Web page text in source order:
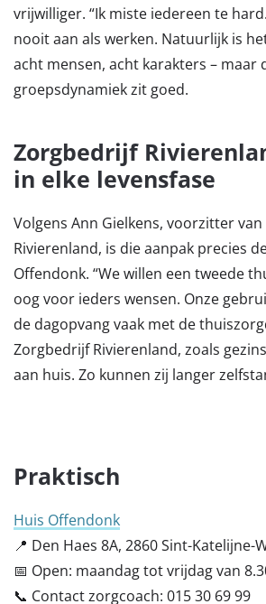
vrijwilliger. “Ik miste iedereen te
nooit aan als werken. Natuurlijk is
acht mensen, acht karakters – maar
groepsdynamiek zit goed.
Zorgbedrijf
in elke levensfase
Volgens Ann Gielkens, voorzitter
Rivierenland, is die aanpak precies
Offendonk. “We willen een tweede
oog voor ieders wensen. Onze
de dagopvang vaak met de
Zorgbedrijf Rivierenland, zoals
aan huis. Zo kunnen zij langer
Praktisch
Huis Offendonk
📍 Den Haes 8A, 2860 Sint-Katelijne-
📅 Open: maandag tot vrijdag van
📞 Contact zorgcoach: 015 30 69 99